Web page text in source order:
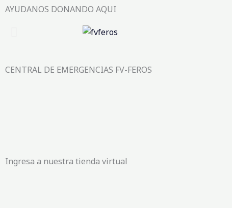
AYUDANOS DONANDO AQUI
CENTRAL DE EMERGENCIAS FV-FEROS
Ingresa a nuestra tienda virtual